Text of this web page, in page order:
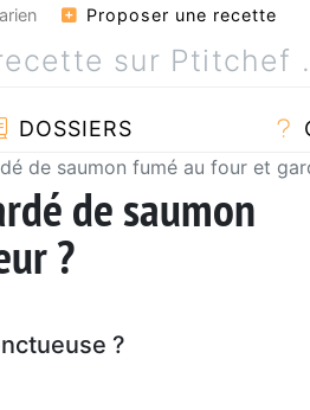
Proposer une recette
DOSSIERS
de saumon fumé au four et
de saumon
?
?